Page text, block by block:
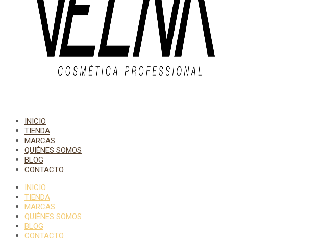
INICIO
TIENDA
MARCAS
QUIÉNES SOMOS
BLOG
CONTACTO
INICIO
TIENDA
MARCAS
QUIÉNES SOMOS
BLOG
CONTACTO